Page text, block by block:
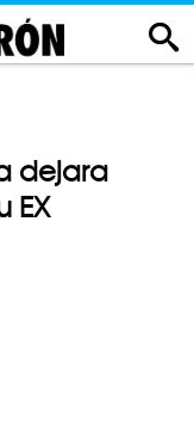
dejara
EX